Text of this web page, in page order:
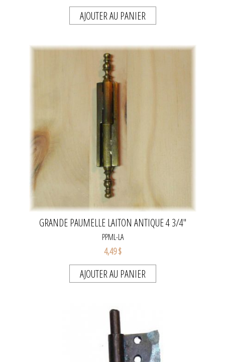
AJOUTER AU PANIER
GRANDE PAUMELLE LAITON ANTIQUE 4 3/4"
PPML-LA
4,49 $
AJOUTER AU PANIER